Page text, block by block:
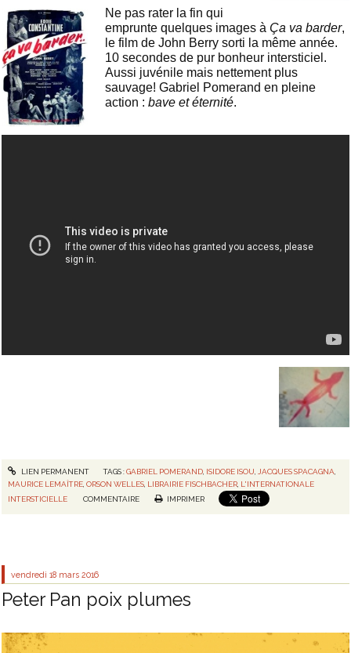
Ne pas rater la fin qui
emprunte quelques images à Ça va barder,
le film de John Berry sorti la même année.
10 secondes de pur bonheur intersticiel.
Aussi juvénile mais nettement plus
sauvage! Gabriel Pomerand en pleine
action :bave et éternité.
LIEN PERMANENT TAGS :GABRIEL POMERAND, ISIDORE ISOU JACQUES SPACAGNA
MAURICE LEMAÎTRE ,ORSON WELLES LIBRAIRIE FISCHBACHER L'INTERNATIONALE
INTERSTICIELLE
COMMENTAIRE IMPRIMER
vendredi 18 mars 2016
Peter Pan poix plumes